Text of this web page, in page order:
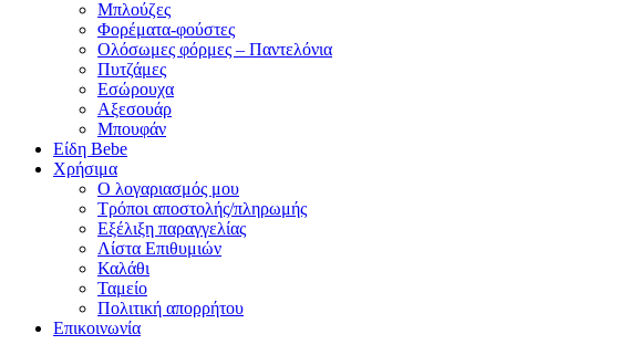
Μπλούζες
Φορέματα-φούστες
Ολόσωμες φόρμες – Παντελόνια
Πυτζάμες
Εσώρουχα
Αξεσουάρ
Μπουφάν
Είδη Bebe
Χρήσιμα
Ο λογαριασμός μου
Τρόποι αποστολής/πληρωμής
Εξέλιξη παραγγελίας
Λίστα Επιθυμιών
Καλάθι
Ταμείο
Πολιτική απορρήτου
Επικοινωνία